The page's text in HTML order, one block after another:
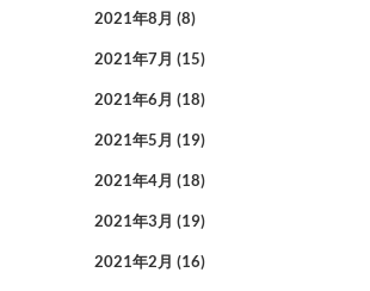
2021年8月 (8)
2021年7月 (15)
2021年6月 (18)
2021年5月 (19)
2021年4月 (18)
2021年3月 (19)
2021年2月 (16)